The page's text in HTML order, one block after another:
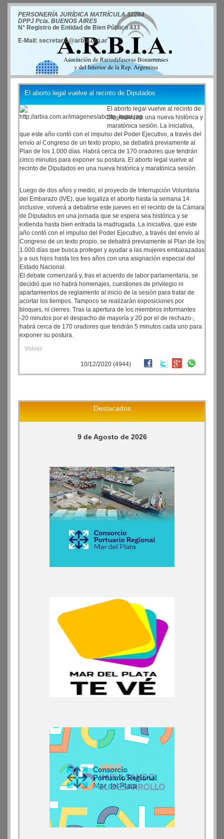
PERSONERÍA JURÍDICA MATRÍCULA 32264
DPPJ Pcia. BUENOS AIRES
N° Registro de Entidad de Bien Público 433
E-Mail: secretaria@arbia.org.ar
El aborto legal vuelve al recinto de Diputados
El aborto legal vuelve al recinto de
Diputados en una nueva histórica y
maratónica sesión. La iniciativa,
que este año contó con el impulso del Poder Ejecutivo, a través del
envío al Congreso de un texto propio, se debatirá previamente al
Plan de los 1.000 días. Habrá cerca de 170 oradores que tendrán
cinco minutos para exponer su postura. El aborto legal vuelve al
recinto de Diputados en una nueva histórica y maratónica sesión.
Luego de dos años y medio, el proyecto de Interrupción Voluntaria
del Embarazo (IVE), que legaliza el aborto hasta la semana 14
inclusive, volverá a debatirse este jueves en el recinto de la Cámara
de Diputados en una jornada que se espera sea histórica y se
extienda hasta bien entrada la madrugada. La iniciativa, que este
año contó con el impulso del Poder Ejecutivo, a través del envío al
Congreso de un texto propio, se debatirá previamente al Plan de los
1.000 días que busca proteger y ayudar a las mujeres embarazadas
y a sus hijos hasta los tres años con una asignación especial del
Estado Nacional.
El debate comenzará y, tras el acuerdo de labor parlamentaria, se
decidió que no habrá homenajes, cuestiones de privilegio ni
apartamientos de reglamento al inicio de la sesión para tratar de
acortar los tiempos. Tampoco se realizarán exposiciones por
bloques, ni cierres. Tras la apertura de los miembros informantes
-20 minutos por el despacho de mayoría y 20 por el de rechazo-,
habrá cerca de 170 oradores que tendrán 5 minutos cada uno para
exponer su postura.
Volver
10/12/2020 (4944)
Destacados
9 de Agosto de 2026